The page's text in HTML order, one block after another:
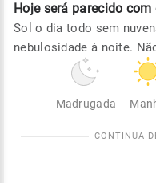
Hoje será parecido com
Sol o dia todo sem
nebulosidade à noite.
Madrugada